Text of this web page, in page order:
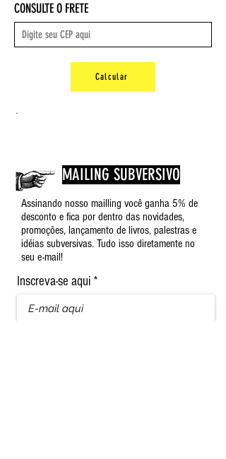
ISBN-13 ‏ : ‎ 978-6557850299
Dimensões ‏ : ‎ 23.8 x 16.8 x 3.4 cm
Peso: 1,02 kg
CONSULTE O FRETE
Calcular
.
MAILING SUBVERSIVO
Assinando nosso mailling você ganha 5% de
desconto e fica por dentro das novidades,
promoções, lançamento de livros, palestras e
idéias subversivas. Tudo isso diretamente no
seu e-mail!
Inscreva-se aqui